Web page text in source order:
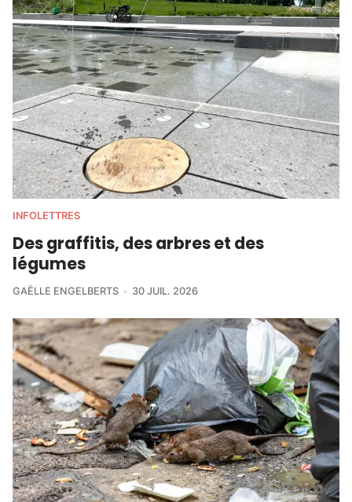
INFOLETTRES
Des graffitis, des arbres et des
légumes
GAËLLE ENGELBERTS 30 JUIL. 2026